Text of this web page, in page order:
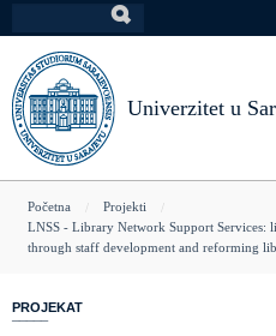
na
glavni
sadržaj
Univerzitet u
You
are
Početna
Projekti
LNSS - Library Network Support Services:
through staff development and reforming
PROJEKAT